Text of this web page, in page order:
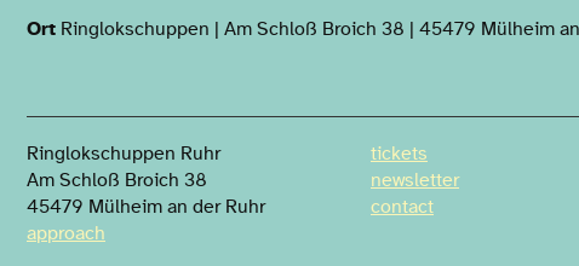
Ort Ringlokschuppen | Am Schloß Broich 38 | 45479 Mülheim
Ringlokschuppen Ruhr
Am Schloß Broich 38
45479 Mülheim an der Ruhr
approach
tickets
newsletter
contact